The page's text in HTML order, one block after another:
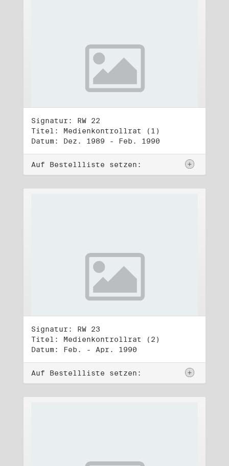
Signatur: RW 22
Titel: Medienkontrollrat (1)
Datum: Dez. 1989 - Feb. 1990
Auf Bestellliste setzen:
Signatur: RW 23
Titel: Medienkontrollrat (2)
Datum: Feb. - Apr. 1990
Auf Bestellliste setzen: